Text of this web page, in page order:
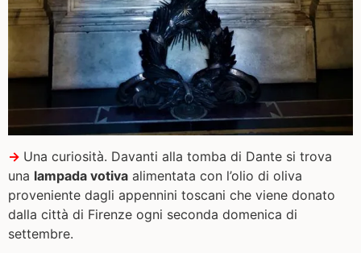
→ Una curiosità. Davanti alla tomba di Dante si trova
una lampada votiva alimentata con l’olio di oliva
proveniente dagli appennini toscani che viene donato
dalla città di Firenze ogni seconda domenica di
settembre.